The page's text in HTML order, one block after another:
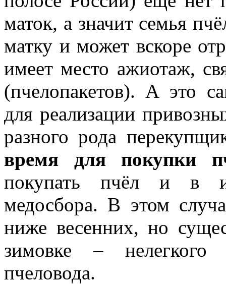
маток, а значит семья
матку и может вскоре
имеет место ажиотаж,
(пчелопакетов). А это
для реализации
разного рода
время для покупки
покупать пчёл и в
медосбора. В этом
ниже весенних, но
зимовке – нелегкого
пчеловода.